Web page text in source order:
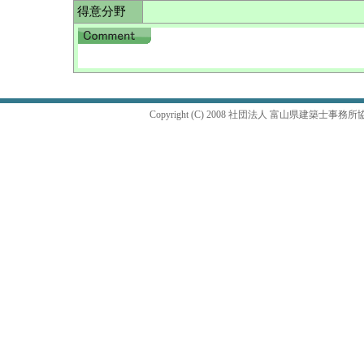
得意分野
Copyright (C) 2008 社団法人 富山県建築士事務所